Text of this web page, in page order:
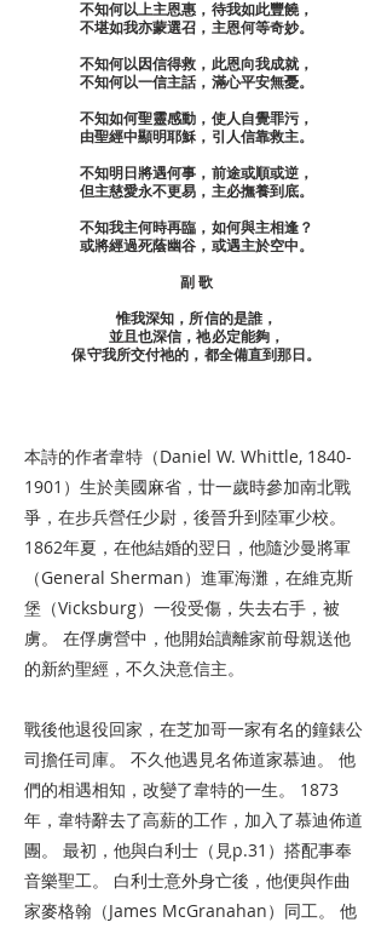
不知何以上主恩惠，待我如此豐饒，
不堪如我亦蒙選召，主恩何等奇妙。
不知何以因信得救，此恩向我成就，
不知何以一信主話，滿心平安無憂。
不知如何聖靈感動，使人自覺罪污，
由聖經中顯明耶穌，引人信靠救主。
不知明日將遇何事，前途或順或逆，
但主慈愛永不更易，主必撫養到底。
不知我主何時再臨，如何與主相逢？
或將經過死蔭幽谷，或遇主於空中。
副 歌
惟我深知，所信的是誰，
並且也深信，祂必定能夠，
保守我所交付祂的，都全備直到那日。
本詩的作者韋特（Daniel W. Whittle, 1840-
1901 ）生於美國麻省，廿一歲時參加南北戰
爭，在步兵營任少尉，後晉升到陸軍少校。
1862年夏，在他結婚的翌日，他隨沙曼將軍
（General Sherman）進軍海灘，在維克斯
堡（Vicksburg）一役受傷，失去右手，被
虜。 在俘虜營中，他開始讀離家前母親送他
的新約聖經，不久決意信主。
戰後他退役回家，在芝加哥一家有名的鐘錶公
司擔任司庫。 不久他遇見名佈道家慕迪。 他
們的相遇相知，改變了韋特的一生。 1873
年，韋特辭去了高薪的工作，加入了慕迪佈道
團。 最初，他與白利士（見p.31）搭配事奉
音樂聖工。 白利士意外身亡後，他便與作曲
家麥格翰（James McGranahan）同工。 他